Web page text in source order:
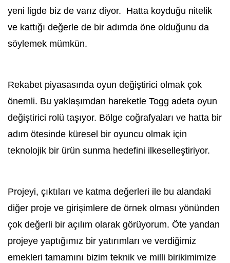
yeni ligde biz de varız diyor. Hatta koyduğu nitelik
ve kattığı değerle de bir adımda öne olduğunu da
söylemek mümkün.
Rekabet piyasasında oyun değiştirici olmak çok
önemli. Bu yaklaşımdan hareketle Togg adeta oyun
değiştirici rolü taşıyor. Bölge coğrafyaları ve hatta bir
adım ötesinde küresel bir oyuncu olmak için
teknolojik bir ürün sunma hedefini ilkeselleştiriyor.
Projeyi, çıktıları ve katma değerleri ile bu alandaki
diğer proje ve girişimlere de örnek olması yönünden
çok değerli bir açılım olarak görüyorum. Öte yandan
projeye yaptığımız bir yatırımları ve verdiğimiz
emekleri tamamını bizim teknik ve milli birikimimize